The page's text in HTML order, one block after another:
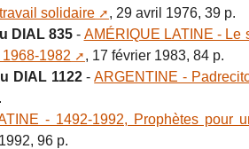
solidaire
, 29 avril 1976, 39 p.
DIAL 835 - AMÉRIQUE LATINE - Le
1982
, 17 février 1983, 84 p.
DIAL 1122-ARGENTINE -
- 1492-1992, Prophètes pour
96 p.